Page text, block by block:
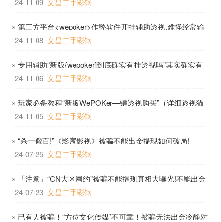
24-11-09 文昌二手彩钢
» 第三方平台<wepoker>作弊软件开挂辅助透视,难怪经常输
24-11-08 文昌二手彩钢
» 专用辅助“新版{wepoker]到底确实有挂透视吗”其实确实有
24-11-06 文昌二手彩钢
» 玩家必备教程“新版WePOKer—键透视购买”（详细透视猫
24-11-05 文昌二手彩钢
» “杀一儆百!”《影宸影视》被骗不能出金提现如何破局!
24-07-25 文昌二手彩钢
» 「注意」“CN大区网约”被骗不能提现真相大曝光!不能出金
24-07-23 文昌二手彩钢
» 已有人被骗！“方位文化传媒”不可靠！被骗无法出金冷静对